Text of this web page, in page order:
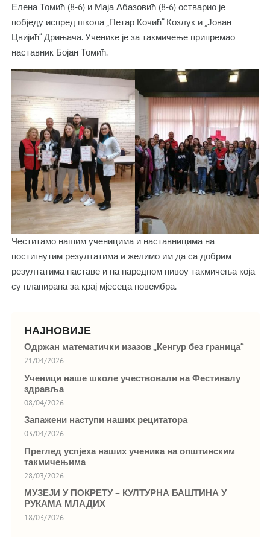
Елена Томић (8-6) и Маја Абазовић (8-6) остварио је
побједу испред школа „Петар Кочић“ Козлук и „Јован
Цвијић“ Дрињача. Ученике је за такмичење припремао
наставник Бојан Томић.
Честитамо нашим ученицима и наставницима на
постигнутим резултатима и желимо им да са добрим
резултатима наставе и на наредном нивоу такмичења која
су планирана за крај мјесеца новембра.
НАЈНОВИЈЕ
Одржан математички изазов „Кенгур без граница“
21/04/2026
Ученици наше школе учествовали на Фестивалу
здравља
08/04/2026
Запажени наступи наших рецитатора
03/04/2026
Преглед успјеха наших ученика на општинским
такмичењима
28/03/2026
МУЗЕЈИ У ПОКРЕТУ – КУЛТУРНА БАШТИНА У
РУКАМА МЛАДИХ
18/03/2026